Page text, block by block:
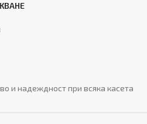
и надеждност при всяка касета